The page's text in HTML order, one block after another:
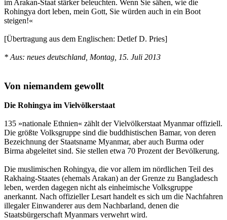
im Arakan-Staat stärker beleuchten. Wenn Sie sähen, wie die
Rohingya dort leben, mein Gott, Sie würden auch in ein Boot
steigen!«
[Übertragung aus dem Englischen: Detlef D. Pries]
* Aus: neues deutschland, Montag, 15. Juli 2013
Von niemandem gewollt
Die Rohingya im Vielvölkerstaat
135 »nationale Ethnien« zählt der Vielvölkerstaat Myanmar offiziell.
Die größte Volksgruppe sind die buddhistischen Bamar, von deren
Bezeichnung der Staatsname Myanmar, aber auch Burma oder
Birma abgeleitet sind. Sie stellen etwa 70 Prozent der Bevölkerung.
Die muslimischen Rohingya, die vor allem im nördlichen Teil des
Rakhaing-Staates (ehemals Arakan) an der Grenze zu Bangladesch
leben, werden dagegen nicht als einheimische Volksgruppe
anerkannt. Nach offizieller Lesart handelt es sich um die Nachfahren
illegaler Einwanderer aus dem Nachbarland, denen die
Staatsbürgerschaft Myanmars verwehrt wird.